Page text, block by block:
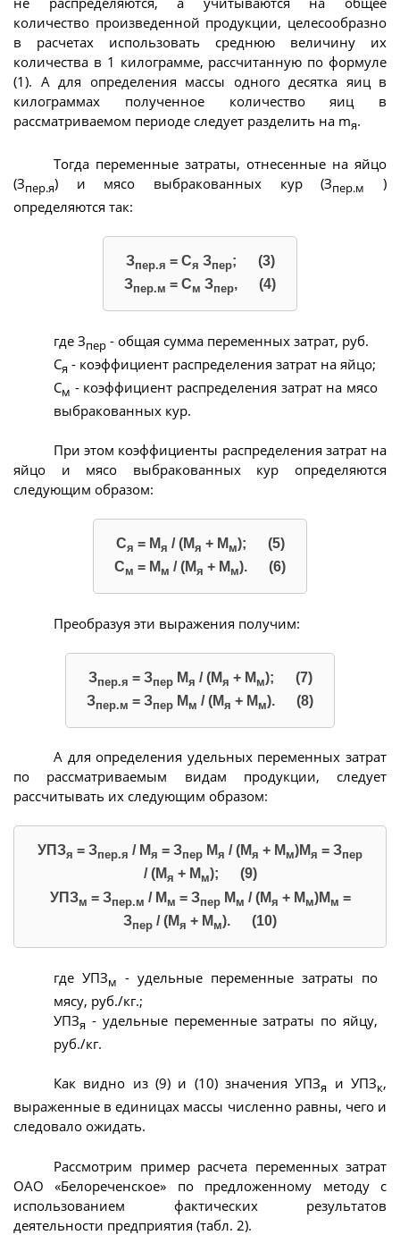
количество произведенной продукции, целесообразно
в расчетах использовать среднюю величину их
количества в 1 килограмме, рассчитанную по формуле
(1). А для определения массы одного десятка яиц в
килограммах полученное количество яиц в
рассматриваемом периоде следует разделить на mя.
Тогда переменные затраты, отнесенные на яйцо
(Зпер.я) и мясо выбракованных кур (Зпер.м
)
определяются так:
Зпер.я = Ся Зпер; (3)
Зпер.м = См Зпер, (4)
где Зпер - общая сумма переменных затрат, руб.
Ся - коэффициент распределения затрат на яйцо;
См - коэффициент распределения затрат на мясо
выбракованных кур.
При этом коэффициенты распределения затрат на
яйцо и мясо выбракованных кур определяются
следующим образом:
Ся = Мя / (Мя + Мм); (5)
См = М м / (Мя + М м). (6)
Преобразуя эти выражения получим:
Зпер.я = Зпер Мя / (Мя + Мм); (7)
Зпер.м = Зпер М м / (Мя + М м). (8)
А для определения удельных переменных затрат
по рассматриваемым видам продукции, следует
рассчитывать их следующим образом:
УПЗя = Зпер.я / Мя = Зпер Мя / (Мя + М м)Мя = Зпер
/ (Мя + Мм); (9)
УПЗм = Зпер.м / Мм = Зпер Мм / (Мя + Мм)Мм =
Зпер / (Мя + М м). (10)
где УПЗм - удельные переменные затраты по
мясу, руб./кг.;
УПЗя - удельные переменные затраты по яйцу,
руб./кг.
Как видно из (9) и (10) значения УПЗя и УПЗк,
выраженные в единицах массы численно равны, чего и
следовало ожидать.
Рассмотрим пример расчета переменных затрат
ОАО «Белореченское» по предложенному методу с
использованием фактических результатов
деятельности предприятия (табл. 2).